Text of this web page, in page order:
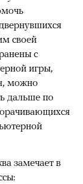
своей
с
игры,
можно
дальше по
замечает в